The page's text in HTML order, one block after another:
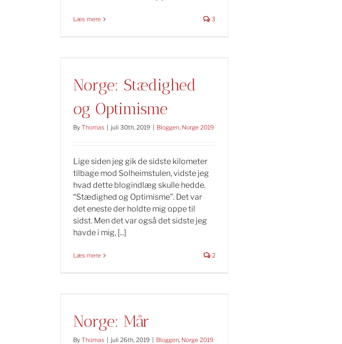
Læs mere 3
Norge: Stædighed
og Optimisme
By Thomas juli 30th, 2019 Bloggen, Norge 2019
Lige siden jeg gik de sidste kilometer
tilbage mod Solheimstulen, vidste jeg
hvad dette blogindlæg skulle hedde.
“Stædighed og Optimisme”. Det var
det eneste der holdte mig oppe til
sidst. Men det var også det sidste jeg
havde i mig, [...]
Læs mere 2
Norge: Mår
By Thomas juli 26th, 2019 Bloggen, Norge 2019